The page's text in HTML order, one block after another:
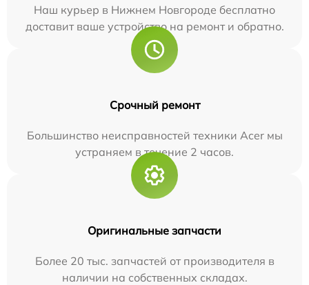
Наш курьер в Нижнем Новгороде бесплатно
доставит ваше устройство на ремонт и обратно.
Срочный ремонт
Большинство неисправностей техники Acer мы
устраняем в течение 2 часов.
Оригинальные запчасти
Более 20 тыс. запчастей от производителя в
наличии на собственных складах.